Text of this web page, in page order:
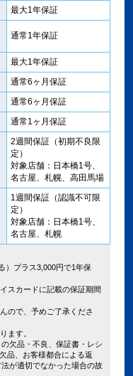
最大1年保証
通常1年保証
最大1年保証
通常6ヶ月保証
通常6ヶ月保証
通常1ヶ月保証
2週間保証（初期不良限
定）
対象店舗：日本橋1号、
名古屋、札幌、高田馬場
1週間保証（認識不可限
定）
対象店舗：日本橋1号、
名古屋、札幌
）プラス3,000円で1年保
スカードに記載の保証期間
ので、予めご了承くださ
ます。
欠品・不良、保証書・レシ
品、お客様都合による返
が適切でなかった場合の故